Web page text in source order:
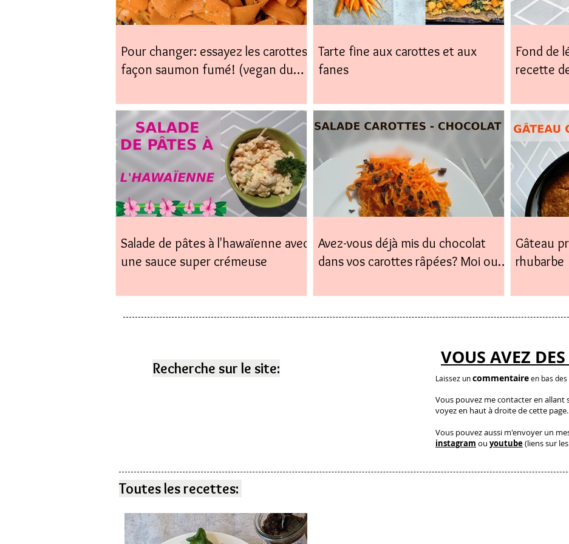
Pour changer: essayez les carottes,
façon saumon fumé! (vegan du
Tarte fine aux carottes et aux
fanes
Fond de
recette
Salade de pâtes à l'hawaïenne avec
une sauce super crémeuse
Avez-vous déjà mis du chocolat
dans vos carottes râpées? Moi oui,
Gâteau
rhubarbe
Recherche sur le site:
VOUS AVEZ
Laissez uncommentaireen bas
Vous pouvez me contacter en allant
voyez en haut à droite de cette page.
Vous pouvez aussi m'envoyer un
instagram ou youtube(liens sur
Toutes les recettes: